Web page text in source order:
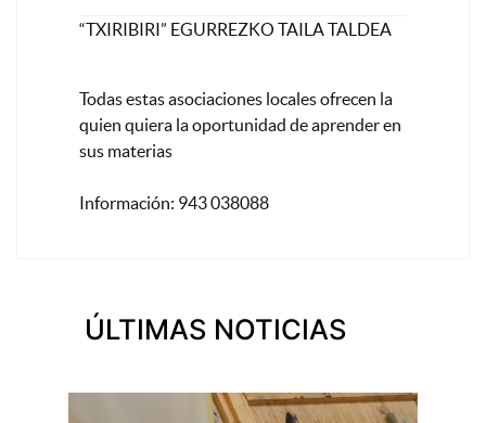
“TXIRIBIRI” EGURREZKO TAILA TALDEA
Todas estas asociaciones locales ofrecen la
quien quiera la oportunidad de aprender en
sus materias
Información: 943 038088
ÚLTIMAS NOTICIAS